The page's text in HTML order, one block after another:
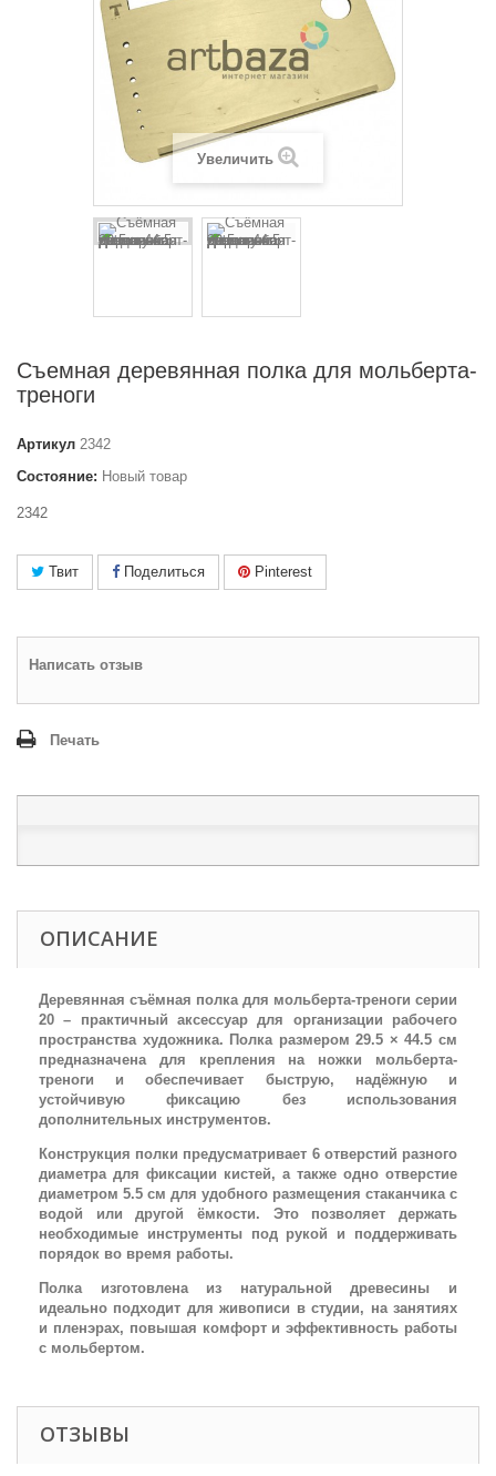
Увеличить
Съемная деревянная полка для мольберта-
треноги
Артикул 2342
Состояние: Новый товар
2342
Твит Поделиться Pinterest
Написать отзыв
Печать
ОПИСАНИЕ
Деревянная съёмная полка для мольберта-треноги серии
20 – практичный аксессуар для организации рабочего
пространства художника. Полка размером 29.5 × 44.5 см
предназначена для крепления на ножки мольберта-
треноги и обеспечивает быструю, надёжную и
устойчивую фиксацию без использования
дополнительных инструментов.
Конструкция полки предусматривает 6 отверстий разного
диаметра для фиксации кистей, а также одно отверстие
диаметром 5.5 см для удобного размещения стаканчика с
водой или другой ёмкости. Это позволяет держать
необходимые инструменты под рукой и поддерживать
порядок во время работы.
Полка изготовлена из натуральной древесины и
идеально подходит для живописи в студии, на занятиях
и пленэрах, повышая комфорт и эффективность работы
с мольбертом.
ОТЗЫВЫ